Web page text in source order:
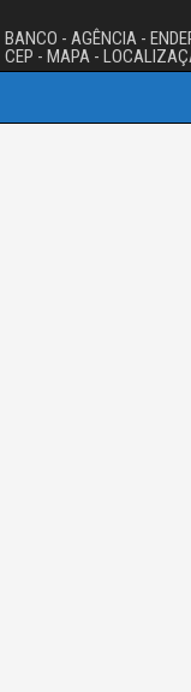
BANCO - AGÊNCIA -
CEP - MAPA -